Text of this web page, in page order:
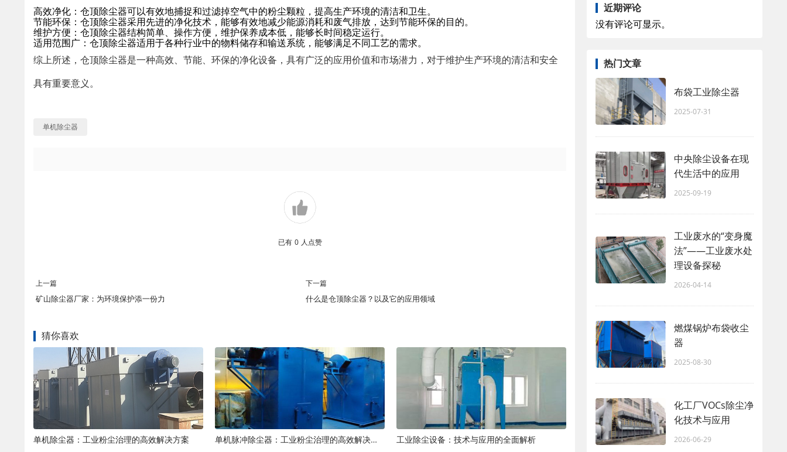
高效净化：仓顶除尘器可以有效地捕捉和过滤掉空气中的粉尘颗粒，提高生产环境的清洁和卫生。
节能环保：仓顶除尘器采用先进的净化技术，能够有效地减少能源消耗和废气排放，达到节能环保的目的。
维护方便：仓顶除尘器结构简单、操作方便，维护保养成本低，能够长时间稳定运行。
适用范围广：仓顶除尘器适用于各种行业中的物料储存和输送系统，能够满足不同工艺的需求。
综上所述，仓顶除尘器是一种高效、节能、环保的净化设备，具有广泛的应用价值和市场潜力，对于维护生产环境的清洁和安全
具有重要意义。
单机除尘器
已有 0 人点赞
上一篇
矿山除尘器厂家：为环境保护添一份力
下一篇
什么是仓顶除尘器？以及它的应用领域
猜你喜欢
单机除尘器：工业粉尘治理的高效解决方案 单机脉冲除尘器：工业粉尘治理的高效解决方案 工业除尘设备：技术与应用的全面解析
近期评论
没有评论可显示。
热门文章
布袋工业除尘器
2025-07-31
中央除尘设备在现
代生活中的应用
2025-09-19
工业废水的“变身魔
法”——工业废水处
理设备探秘
2026-04-14
燃煤锅炉布袋收尘
器
2025-08-30
化工厂VOCs除尘净
化技术与应用
2026-06-29